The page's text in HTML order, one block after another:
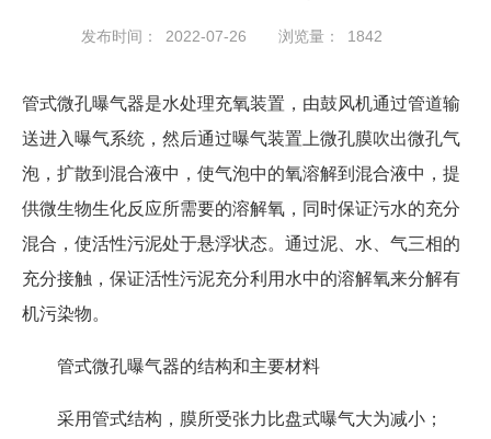
发布时间： 2022-07-26 浏览量： 1842
管式微孔曝气器是水处理充氧装置，由鼓风机通过管道输
送进入曝气系统，然后通过曝气装置上微孔膜吹出微孔气
泡，扩散到混合液中，使气泡中的氧溶解到混合液中，提
供微生物生化反应所需要的溶解氧，同时保证污水的充分
混合，使活性污泥处于悬浮状态。通过泥、水、气三相的
充分接触，保证活性污泥充分利用水中的溶解氧来分解有
机污染物。
管式微孔曝气器的结构和主要材料
采用管式结构，膜所受张力比盘式曝气大为减小；